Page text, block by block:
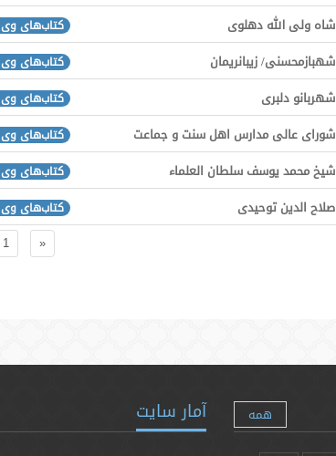
شاه ولی الله دهلوی کتاب‌های وی 1
شهبازمحسنی/ زیبانریمان کتاب‌های وی 1
شهربانو دلبری کتاب‌های وی 1
شورای عالی مدارس اهل سنت و جماعت جنوب ایران کتاب‌های وی 2
شیخ محمد یوسف سلطان العلماء کتاب‌های وی 1
صلاح الدین توحیدی کتاب‌های وی 2
«
1
همه آمار سایت